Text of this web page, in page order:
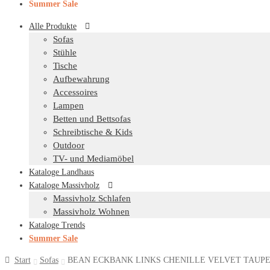
Summer Sale
Alle Produkte
Sofas
Stühle
Tische
Aufbewahrung
Accessoires
Lampen
Betten und Bettsofas
Schreibtische & Kids
Outdoor
TV- und Mediamöbel
Kataloge Landhaus
Kataloge Massivholz
Massivholz Schlafen
Massivholz Wohnen
Kataloge Trends
Summer Sale
Start Sofas BEAN ECKBANK LINKS CHENILLE VELVET